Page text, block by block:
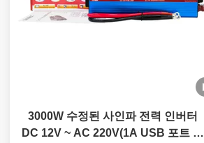
3000W 수정된 사인파 전력 인버터
DC 12V ~ AC 220V(1A USB 포트 포